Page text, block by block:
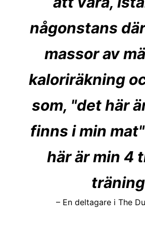
någonstans
massor av
kaloriräkning
som, "det här
finns i min
här är min 4
– En deltagare i The